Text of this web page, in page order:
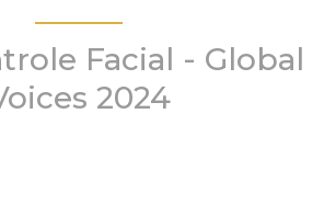
Facial - Global
2024